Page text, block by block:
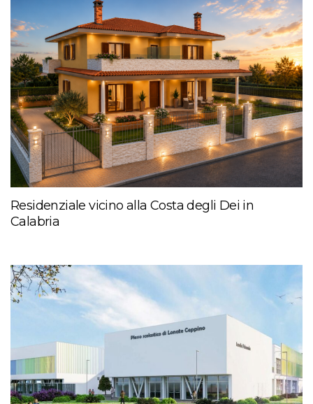
Residenziale vicino alla Costa degli Dei in
Calabria